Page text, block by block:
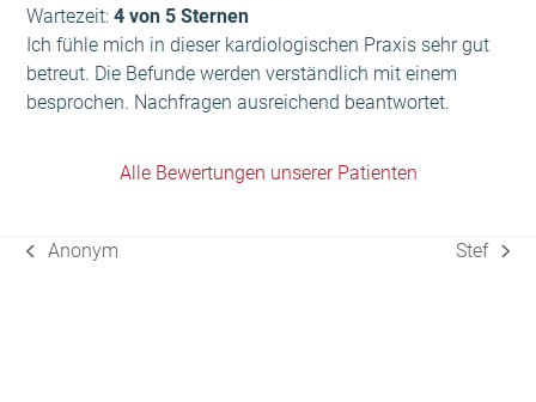
Wartezeit:4 von 5 Sternen
Ich fühle mich in dieser kardiologischen Praxis sehr gut
betreut. Die Befunde werden verständlich mit einem
besprochen. Nachfragen ausreichend beantwortet.
Alle Bewertungen unserer Patienten
vorheriger
Anonym
Nächster
Stef